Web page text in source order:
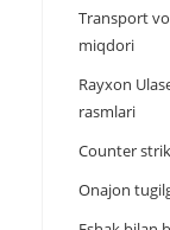
Trаnsport
miqdori
Rayxon
rasmlari
Counter
Onajon